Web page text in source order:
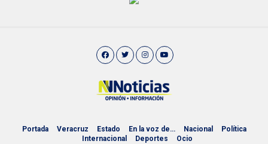
Portada Veracruz Estado En la voz de… Nacional
Política
Internacional
Deportes Ocio